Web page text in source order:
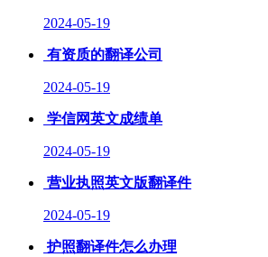
2024-05-19
有资质的翻译公司
2024-05-19
学信网英文成绩单
2024-05-19
营业执照英文版翻译件
2024-05-19
护照翻译件怎么办理